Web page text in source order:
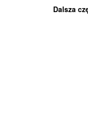
Dalsza